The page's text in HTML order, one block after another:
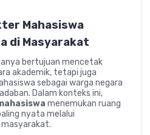
Mahasiswa
di Masyarakat
bertujuan mencetak
akademik, tetapi juga
sebagai warga negara
Dalam konteks ini,
menemukan ruang
nyata melalui